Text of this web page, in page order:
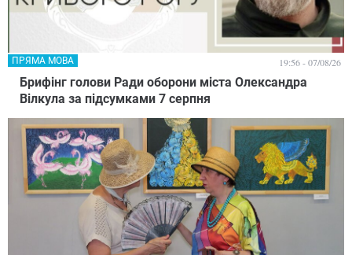
Брифінг голови Ради оборони міста Олександра
Вілкула за підсумками 7 серпня
ПРЯМА МОВА 19:56 - 07/08/26